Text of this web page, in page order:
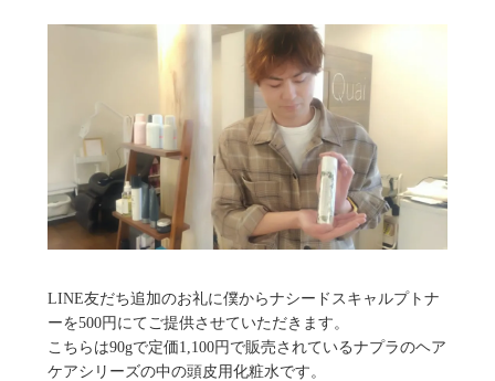
LINE友だち追加のお礼に僕からナシードスキャルプトナ
ーを500円にてご提供させていただきます。
こちらは90gで定価1,100円で販売されているナプラのヘア
ケアシリーズの中の頭皮用化粧水です。